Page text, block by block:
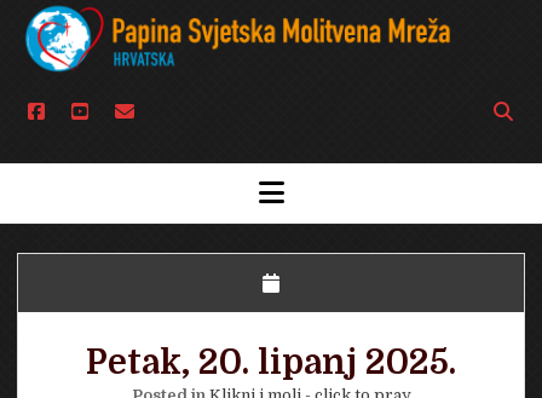
facebook
youtubeemail
Open
bar
open
menu
Petak, 20. lipanj 2025.